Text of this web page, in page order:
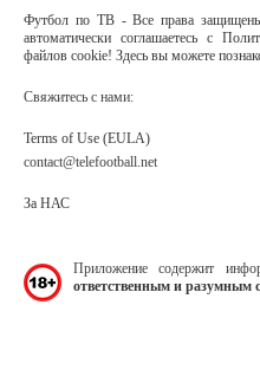
Футбол по ТВ - Все права
автоматически соглашаетесь с
файлов cookie! Здесь вы можете
Свяжитесь с нами:
Terms of Use (EULA)
contact@telefootball.net
За НАС
Приложение содержит
ответственным и разумным